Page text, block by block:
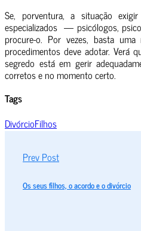
Se, porventura, a situação
especializados — psicólogos,
procure-o. Por vezes, basta
procedimentos deve adotar. Verá
segredo está em gerir
corretos e no momento certo.
Tags
DivórcioFilhos
Prev Post
Os seus filhos, o acordo e o divórcio